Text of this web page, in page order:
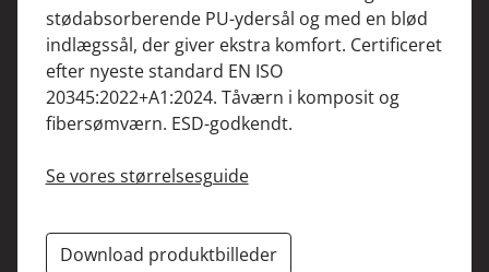
stødabsorberende PU-ydersål og med en blød
indlægssål, der giver ekstra komfort. Certificeret
efter nyeste standard EN ISO
20345:2022+A1:2024. Tåværn i komposit og
fibersømværn. ESD-godkendt.
Se vores størrelsesguide
Download produktbilleder